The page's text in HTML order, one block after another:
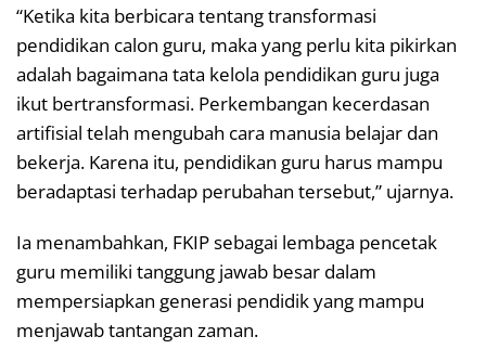
“Ketika kita berbicara tentang transformasi
pendidikan calon guru, maka yang perlu kita pikirkan
adalah bagaimana tata kelola pendidikan guru juga
ikut bertransformasi. Perkembangan kecerdasan
artifisial telah mengubah cara manusia belajar dan
bekerja. Karena itu, pendidikan guru harus mampu
beradaptasi terhadap perubahan tersebut,” ujarnya.
Ia menambahkan, FKIP sebagai lembaga pencetak
guru memiliki tanggung jawab besar dalam
mempersiapkan generasi pendidik yang mampu
menjawab tantangan zaman.